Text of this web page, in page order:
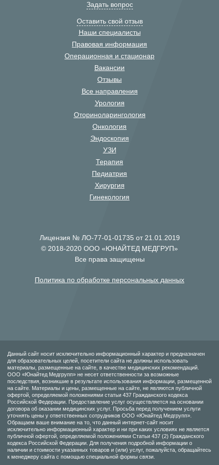
Задать вопрос
Оставить свой отзыв
Наши специалисты
Правовая информация
Операционная и стационар
Вакансии
Отзывы
Все направления
Урология
Оториноларингология
Онкология
Эндоскопия
УЗИ
Терапия
Педиатрия
Хирургия
Гинекология
Лицензия № ЛО-77-01-01735 от 21.01.2019
© 2018-2020 ООО «ЮНАЙТЕД МЕДГРУП»
Все права защищены
Политика по обработке персональных данных
Данный сайт носит исключительно информационный характер и предназначен
для образовательных целей, посетители сайта не должны использовать
материалы, размещенные на сайте, в качестве медицинских рекомендаций.
ООО «Юнайтед Медгрупп» не несет ответственности за возможные
последствия, возникшие в результате использования информации, размещенной
на сайте. Материалы и цены, размещенные на сайте, не являются публичной
офертой, определяемой положениями статьи 437 Гражданского кодекса
Российской Федерации. Предоставление услуг осуществляется на основании
договора об оказании медицинских услуг. Просьба перед получением услуги
уточнять цены у ответственных сотрудников ООО «Юнайтед Медгрупп».
Обращаем ваше внимание на то, что данный интернет-сайт носит
исключительно информационный характер и ни при каких условиях не является
публичной офертой, определяемой положениями Статьи 437 (2) Гражданского
кодекса Российской Федерации. Для получения подробной информации о
наличии и стоимости указанных товаров и (или) услуг, пожалуйста, обращайтесь
к менеджеру сайта с помощью специальной формы связи.